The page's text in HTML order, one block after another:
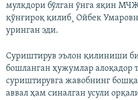
мулкдори бўлган ўнга яқин
қўнғироқ қилиб¸ Ойбек
уринган эди.
Суриштирув эълон қилиниши
бошланган ҳужумлар алоқадор
суриштирувга жавобнинг
аввал ҳам синалган усули